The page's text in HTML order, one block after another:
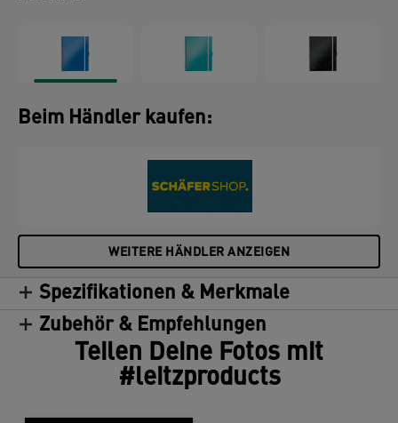
Beim Händler kaufen:
WEITERE HÄNDLER ANZEIGEN
Spezifikationen & Merkmale
Zubehör & Empfehlungen
Teilen Deine Fotos mit
#leitzproducts